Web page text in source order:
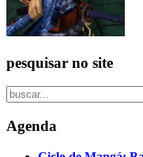
pesquisar no site
Agenda